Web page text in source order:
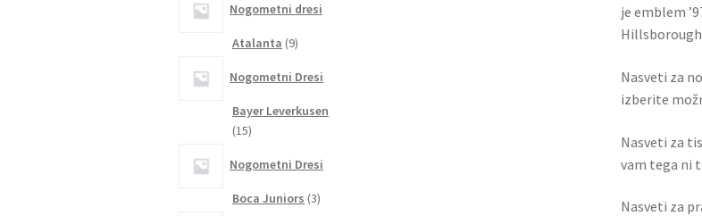
je emblem
Nasveti za
izberite
Nasveti za
vam tega ni
Nasveti za
Nogometni dresi
Atalanta 99
Nogometni Dresi
Bayer Leverkusen
1515
Nogometni Dresi
Boca Juniors 33